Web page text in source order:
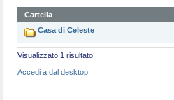
Cartella
Casa di Celeste
Visualizzato 1 risultato.
Accedi a dal desktop.